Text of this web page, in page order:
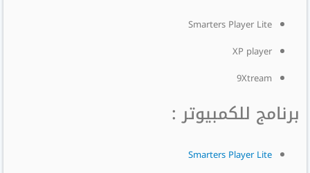
Smarters Player Lite
XP player
9Xtream
برنامج للكمبيوتر :
Smarters Player Lite